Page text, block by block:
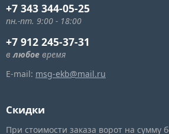
+7 343 344-05-25
пн.-пт. 9:00 - 18:00
+7 912 245-37-31
влюбое время
E-mail: msg-ekb@mail.ru
Скидки
При стоимости заказа ворот на сумму